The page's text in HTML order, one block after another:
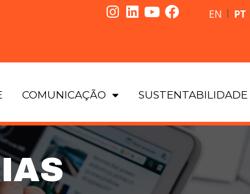
EN | PT
COMUNICAÇÃO SUSTENTABILIDADE